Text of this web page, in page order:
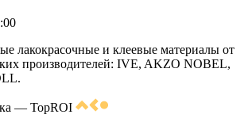
лакокрасочные и клеевые материалы от
производителей: IVE, AKZO NOBEL,
— TopROI